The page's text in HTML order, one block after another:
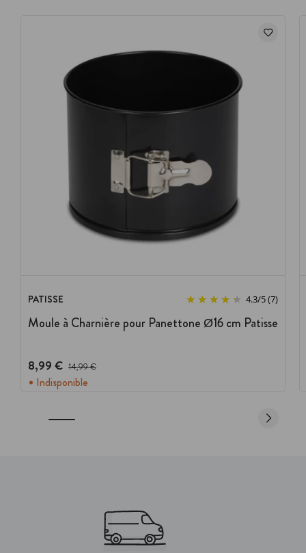
PATISSE 4.3/5(7)
Moule à Charnière pour Panettone Ø16 cm Patisse
8,99 € Prix avant réduction :
14,99 €
Indisponible